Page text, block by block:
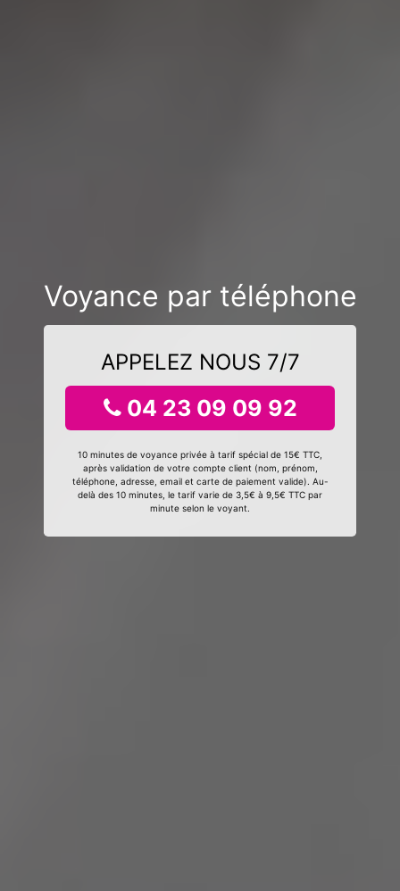
Voyance par téléphone
APPELEZ NOUS 7/7
04 23 09 09 92
10 minutes de voyance privée à tarif spécial de 15€ TTC,
après validation de votre compte client (nom, prénom,
téléphone, adresse, email et carte de paiement valide). Au-
delà des 10 minutes, le tarif varie de 3,5€ à 9,5€ TTC par
minute selon le voyant.